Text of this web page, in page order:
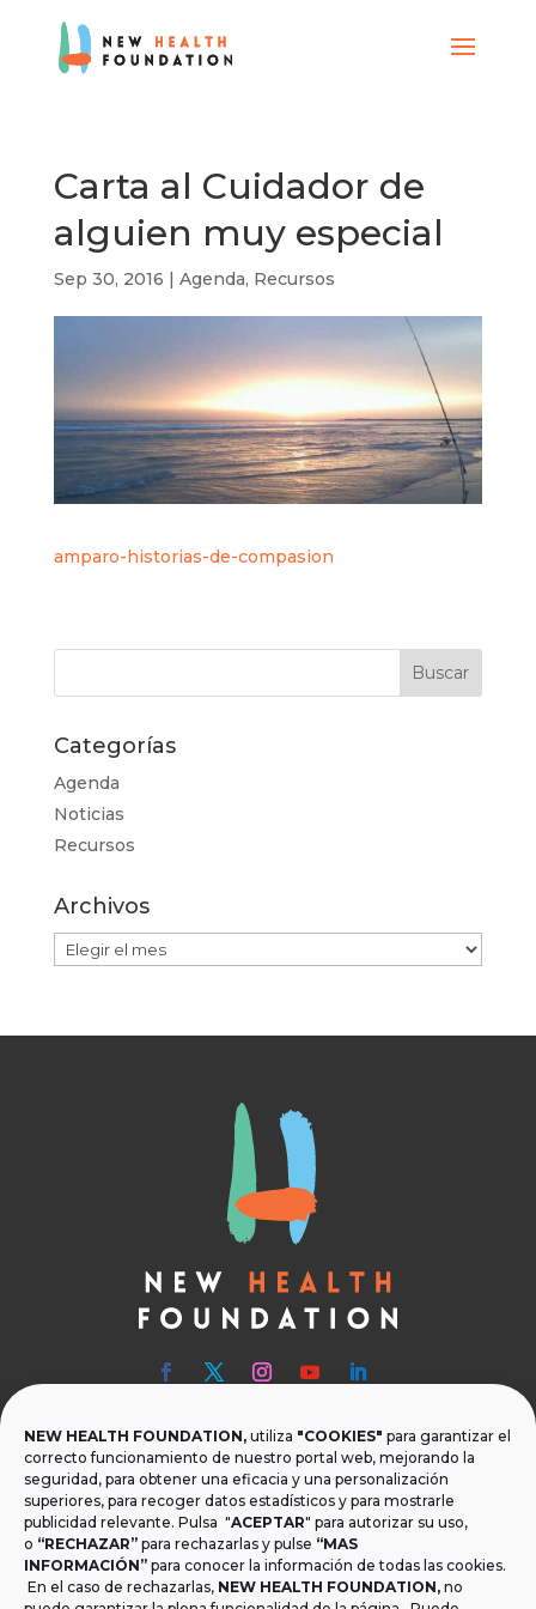
NEW HEALTH FOUNDATION, utiliza "COOKIES" para garantizar el
correcto funcionamiento de nuestro portal web, mejorando la
seguridad, para obtener una eficacia y una personalización
superiores, para recoger datos estadísticos y para mostrarle
publicidad relevante. Pulsa "ACEPTAR" para autorizar su uso,
o “RECHAZAR” para rechazarlas y pulse “MAS
INFORMACIÓN” para conocer la información de todas las cookies.
En el caso de rechazarlas, NEW HEALTH FOUNDATION, no
Carta al Cuidador de
alguien muy especial
Sep 30, 2016 | Agenda, Recursos
amparo-historias-de-compasion
Categorías
Agenda
Noticias
Recursos
Archivos
Archivos
 Teléfono
T.+34 954 219 597
 Dónde estamos
Calle Monsalves 35 Local 2. 41001, Sevilla.